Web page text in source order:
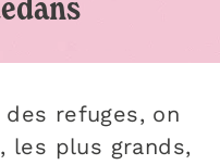
refuges, on
les plus grands,